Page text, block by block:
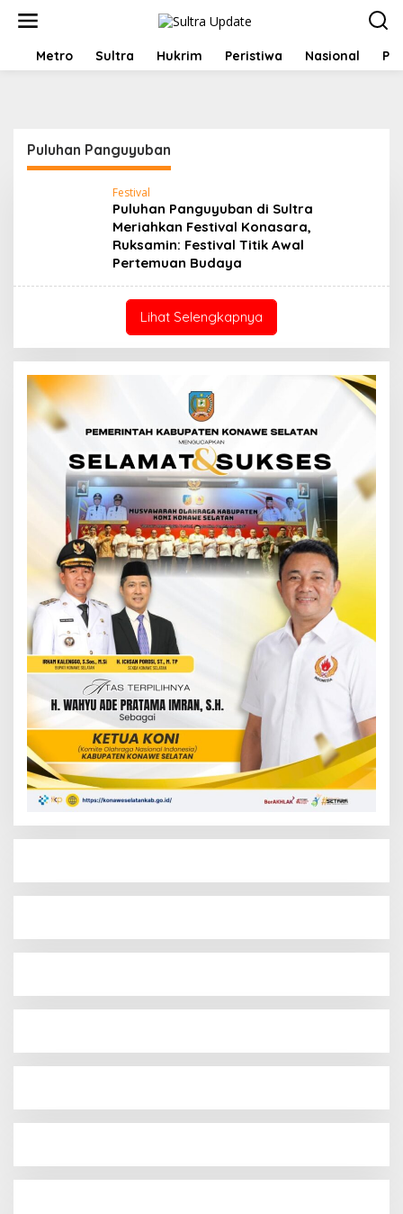
HOMEMetro Sultra Hukrim Peristiwa Nasional
Puluhan Panguyuban
Festival
Puluhan Panguyuban di Sultra
Meriahkan Festival Konasara,
Ruksamin: Festival Titik Awal
Pertemuan Budaya
Lihat Selengkapnya